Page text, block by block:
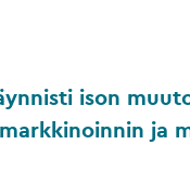
ison
ja